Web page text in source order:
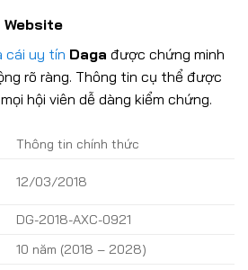
Website
cái uy tín Daga được chứng minh
rõ ràng. Thông tin cụ thể được
hội viên dễ dàng kiểm chứng.
Thông tin chính thức
12/03/2018
DG-2018-AXC-0921
10 năm (2018 – 2028)